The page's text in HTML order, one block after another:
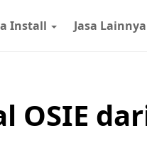
Install Jasa Lainnya
OSIE